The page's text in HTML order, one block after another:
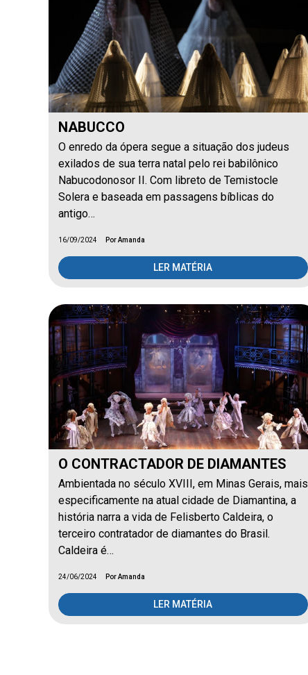
NABUCCO
O enredo da ópera segue a situação dos judeus
exilados de sua terra natal pelo rei babilônico
Nabucodonosor II. Com libreto de Temistocle
Solera e baseada em passagens bíblicas do
antigo…
16/09/2024 Por Amanda
LER MATÉRIA
O CONTRACTADOR DE DIAMANTES
Ambientada no século XVIII, em Minas Gerais, mais
especificamente na atual cidade de Diamantina, a
história narra a vida de Felisberto Caldeira, o
terceiro contratador de diamantes do Brasil.
Caldeira é…
24/06/2024 Por Amanda
LER MATÉRIA